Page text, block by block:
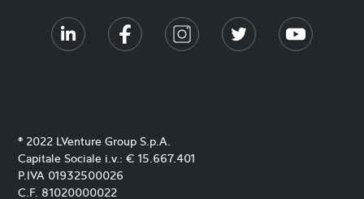
® 2022 LVenture Group S.p.A.
Capitale Sociale i.v.: € 15.667.401
P.IVA 01932500026
C.F. 81020000022